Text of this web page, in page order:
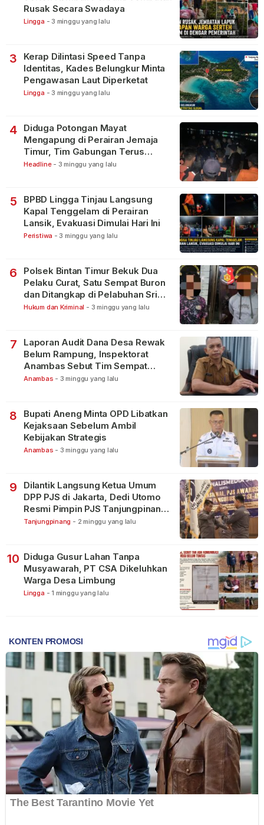
Rusak Secara Swadaya
Lingga - 3 minggu yang lalu
3
Kerap Dilintasi Speed Tanpa
Identitas, Kades Belungkur Minta
Pengawasan Laut Diperketat
Lingga - 3 minggu yang lalu
4
Diduga Potongan Mayat
Mengapung di Perairan Jemaja
Timur, Tim Gabungan Terus
Lakukan Pencarian
Headline - 3 minggu yang lalu
5
BPBD Lingga Tinjau Langsung
Kapal Tenggelam di Perairan
Lansik, Evakuasi Dimulai Hari Ini
Peristiwa - 3 minggu yang lalu
6
Polsek Bintan Timur Bekuk Dua
Pelaku Curat, Satu Sempat Buron
dan Ditangkap di Pelabuhan Sri
Bintan Pura
Hukum dan Kriminal - 3 minggu yang lalu
7
Laporan Audit Dana Desa Rewak
Belum Rampung, Inspektorat
Anambas Sebut Tim Sempat
Terbagi Tangani Kasus Lain
Anambas - 3 minggu yang lalu
8
Bupati Aneng Minta OPD Libatkan
Kejaksaan Sebelum Ambil
Kebijakan Strategis
Anambas - 3 minggu yang lalu
9
Dilantik Langsung Ketua Umum
DPP PJS di Jakarta, Dedi Utomo
Resmi Pimpin PJS Tanjungpinang-
Bintan
Tanjungpinang - 2 minggu yang lalu
10 Diduga Gusur Lahan Tanpa
Musyawarah, PT CSA Dikeluhkan
Warga Desa Limbung
Lingga - 1 minggu yang lalu